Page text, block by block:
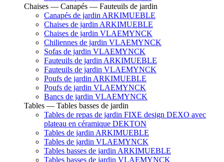
Chaises — Canapés — Fauteuils de jardin
Canapés de jardin ARKIMUEBLE
Chaises de jardin ARKIMUEBLE
Chaises de jardin VLAEMYNCK
Chiliennes de jardin VLAEMYNCK
Sofas de jardin VLAEMYNCK
Fauteuils de jardin ARKIMUEBLE
Fauteuils de jardin VLAEMYNCK
Poufs de jardin ARKIMUEBLE
Poufs de jardin VLAEMYNCK
Bancs de jardin VLAEMYNCK
Tables — Tables basses de jardin
Tables de repas de jardin FIXE design DEXO avec
plateau en céramique DEKTON
Tables de jardin ARKIMUEBLE
Tables de jardin VLAEMYNCK
Tables basses de jardin ARKIMUEBLE
Tables basses de jardin VLAEMYNCK